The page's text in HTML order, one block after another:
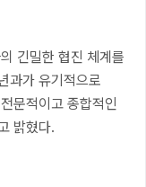
긴밀한 협진 체계를
과가 유기적으로
문적이고 종합적인
밝혔다.